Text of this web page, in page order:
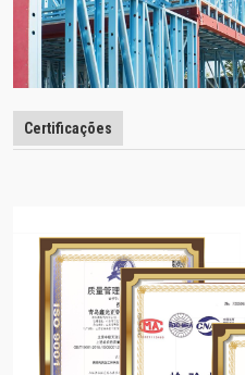
Certificações